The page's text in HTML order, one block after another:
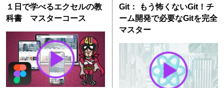
１日で学べるエクセルの教
科書 マスターコース
Git： もう怖くないGit！チ
ーム開発で必要なGitを完全
マスター